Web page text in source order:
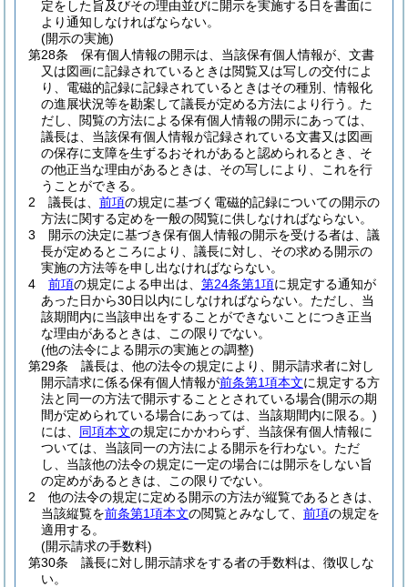
定をした旨及びその理由並びに開示を実施する日を書面に
より通知しなければならない。
(開示の実施)
第28条
保有個人情報の開示は、当該保有個人情報が、文書
又は図画に記録されているときは閲覧又は写しの交付によ
り、電磁的記録に記録されているときはその種別、情報化
の進展状況等を勘案して議長が定める方法により行う。 た
だし、閲覧の方法による保有個人情報の開示にあっては、
議長は、当該保有個人情報が記録されている文書又は図画
の保存に支障を生ずるおそれがあると認められるとき、そ
の他正当な理由があるときは、その写しにより、これを行
うことができる。
2
議長は、 前項の規定に基づく電磁的記録についての開示の
方法に関する定めを一般の閲覧に供しなければならない。
3
開示の決定に基づき保有個人情報の開示を受ける者は、議
長が定めるところにより、議長に対し、その求める開示の
実施の方法等を申し出なければならない。
4
前項の規定による申出は、 第24条第1項に規定する通知が
あった日から30日以内にしなければならない。 ただし、当
該期間内に当該申出をすることができないことにつき正当
な理由があるときは、この限りでない。
(他の法令による開示の実施との調整)
第29条
議長は、他の法令の規定により、開示請求者に対し
開示請求に係る保有個人情報が前条第1項本文に規定する方
法と同一の方法で開示することとされている場合(開示の期
間が定められている場合にあっては、当該期間内に限る。)
には、 同項本文の規定にかかわらず、当該保有個人情報に
ついては、当該同一の方法による開示を行わない。 ただ
し、当該他の法令の規定に一定の場合には開示をしない旨
の定めがあるときは、この限りでない。
2
他の法令の規定に定める開示の方法が縦覧であるときは、
当該縦覧を前条第1項本文の閲覧とみなして、 前項の規定を
適用する。
(開示請求の手数料)
第30条
議長に対し開示請求をする者の手数料は、徴収しな
い。